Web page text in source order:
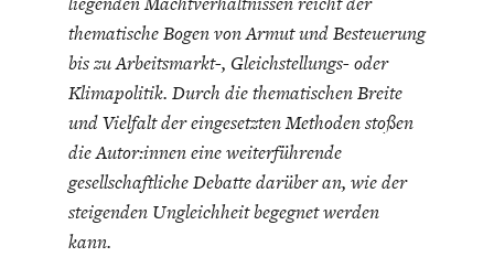
UNGLEICHHEIT UND
MACHT
EUROPA
thematische Bogen von Armut und Besteuerung
bis zu Arbeitsmarkt-, Gleichstellungs- oder
Klimapolitik. Durch die thematischen Breite
und Vielfalt der eingesetzten Methoden stoßen
die Autor:innen eine weiterführende
gesellschaftliche Debatte darüber an, wie der
steigenden Ungleichheit begegnet werden
kann.